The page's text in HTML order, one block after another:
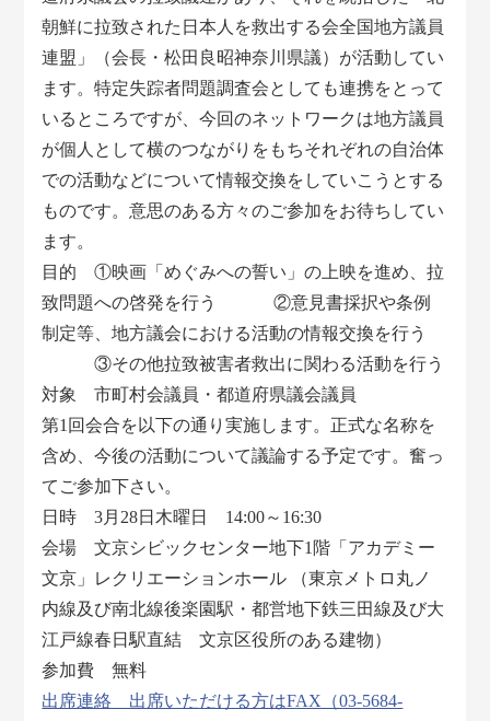
朝鮮に拉致された日本人を救出する会全国地方議員
連盟」（会長・松田良昭神奈川県議）が活動してい
ます。特定失踪者問題調査会としても連携をとって
いるところですが、今回のネットワークは地方議員
が個人として横のつながりをもちそれぞれの自治体
での活動などについて情報交換をしていこうとする
ものです。意思のある方々のご参加をお待ちしてい
ます。
目的 ①映画「めぐみへの誓い」の上映を進め、拉
致問題への啓発を行う ②意見書採択や条例
制定等、地方議会における活動の情報交換を行う
③その他拉致被害者救出に関わる活動を行う
対象 市町村会議員・都道府県議会議員
第1回会合を以下の通り実施します。正式な名称を
含め、今後の活動について議論する予定です。奮っ
てご参加下さい。
日時 3月28日木曜日 14:00～16:30
会場 文京シビックセンター地下1階「アカデミー
文京」レクリエーションホール （東京メトロ丸ノ
内線及び南北線後楽園駅・都営地下鉄三田線及び大
江戸線春日駅直結 文京区役所のある建物）
参加費 無料
出席連絡 出席いただける方はFAX（03-5684-